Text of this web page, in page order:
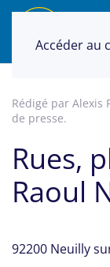
Accéder au
Rédigé par Alexis
de presse.
Rues,
Raoul
92200 Neuilly